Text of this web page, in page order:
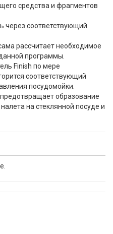
средства и фрагментов
через соответствующий
рассчитает необходимое
программы.
Finish по мере
соответствующий
посудомойки.
образование
на стеклянной посуде и